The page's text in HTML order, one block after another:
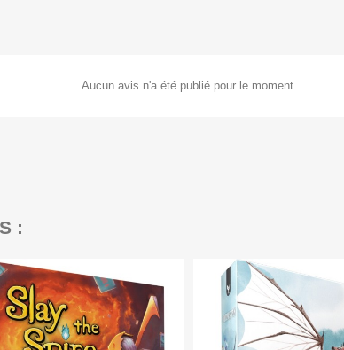
Aucun avis n'a été publié pour le moment.
: